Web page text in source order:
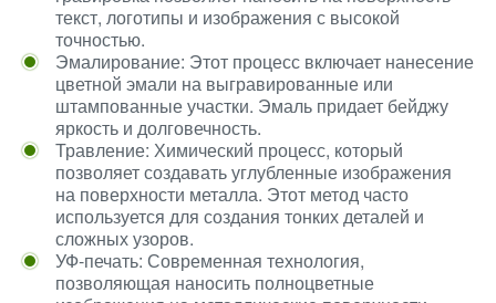
текст, логотипы и изображения с высокой
точностью.
Эмалирование: Этот процесс включает нанесение
цветной эмали на выгравированные или
штампованные участки. Эмаль придает бейджу
яркость и долговечность.
Травление: Химический процесс, который
позволяет создавать углубленные изображения
на поверхности металла. Этот метод часто
используется для создания тонких деталей и
сложных узоров.
УФ-печать: Современная технология,
позволяющая наносить полноцветные